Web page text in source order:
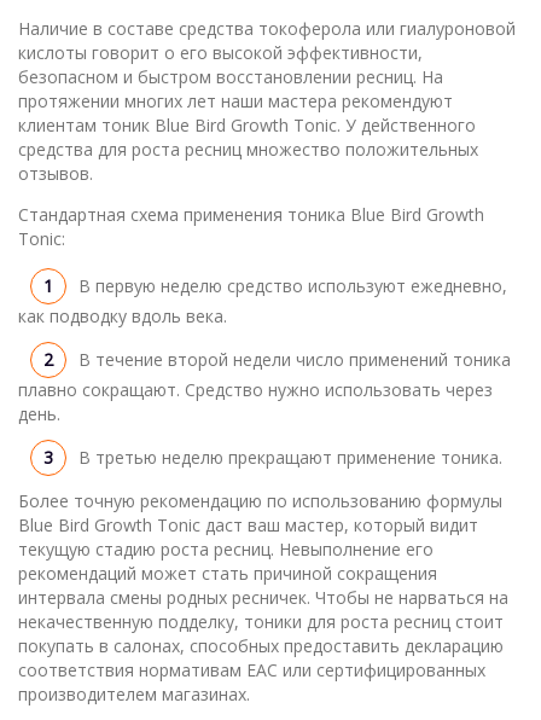
Наличие в составе средства токоферола или гиалуроновой
кислоты говорит о его высокой эффективности,
безопасном и быстром восстановлении ресниц. На
протяжении многих лет наши мастера рекомендуют
клиентам тоник Blue Bird Growth Tonic. У действенного
средства для роста ресниц множество положительных
отзывов.
Стандартная схема применения тоника Blue Bird Growth
Tonic:
В первую неделю средство используют ежедневно,
как подводку вдоль века.
В течение второй недели число применений тоника
плавно сокращают. Средство нужно использовать через
день.
В третью неделю прекращают применение тоника.
Более точную рекомендацию по использованию формулы
Blue Bird Growth Tonic даст ваш мастер, который видит
текущую стадию роста ресниц. Невыполнение его
рекомендаций может стать причиной сокращения
интервала смены родных ресничек. Чтобы не нарваться на
некачественную подделку, тоники для роста ресниц стоит
покупать в салонах, способных предоставить декларацию
соответствия нормативам ЕАС или сертифицированных
производителем магазинах.